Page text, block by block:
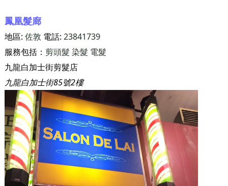
鳳凰髮廊
地區: 佐敦 電話: 23841739
服務包括： 剪頭髮 染髮 電髮
九龍白加士街剪髮店
九龍白加士街85號2樓